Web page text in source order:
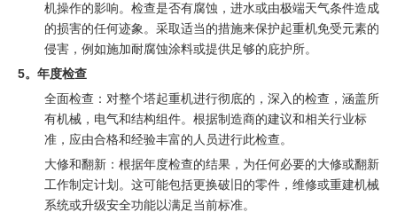
机操作的影响。检查是否有腐蚀，进水或由极端天气条件造成
的损害的任何迹象。采取适当的措施来保护起重机免受元素的
侵害，例如施加耐腐蚀涂料或提供足够的庇护所。
5。年度检查
全面检查：对整个塔起重机进行彻底的，深入的检查，涵盖所
有机械，电气和结构组件。根据制造商的建议和相关行业标
准，应由合格和经验丰富的人员进行此检查。
大修和翻新：根据年度检查的结果，为任何必要的大修或翻新
工作制定计划。这可能包括更换破旧的零件，维修或重建机械
系统或升级安全功能以满足当前标准。